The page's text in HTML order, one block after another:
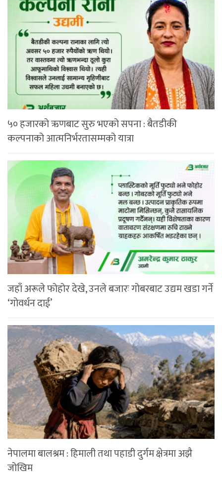
५० हजारको ऋणबाट सुरु भएको सपना : बैतडीकी
कल्पनाको आत्मनिर्भरतासम्मको यात्रा
जहाँ अरूले फोहोर देखे, उनले बजारः गोबरबाट उद्यम खडा गर्ने
‘गोवर्धन दाई’
नेपालमा बालश्रम : हिमाली तथा पहाडी दुर्गम क्षेत्रमा अझै
जोखिम